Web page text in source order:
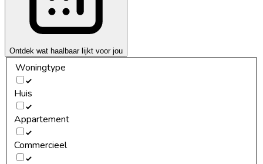
Ontdek wat haalbaar lijkt voor jou
Woningtype
Huis
Appartement
Commercieel